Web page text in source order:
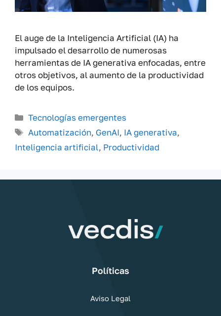
El auge de la Inteligencia Artificial (IA) ha
impulsado el desarrollo de numerosas
herramientas de IA generativa enfocadas, entre
otros objetivos, al aumento de la productividad
de los equipos.
Categorías
Tecnologías emergentes
Etiquetas
Automatización, GenAI, IA generativa,
Inteligencia artificial, Productividad
Políticas
Aviso Legal